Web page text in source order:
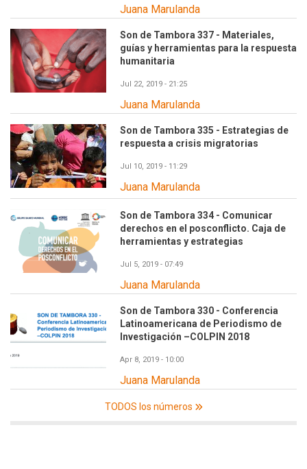
Juana Marulanda
Son de Tambora 337 - Materiales,
guías y herramientas para la respuesta
humanitaria
Jul 22, 2019 - 21:25
Juana Marulanda
Son de Tambora 335 - Estrategias de
respuesta a crisis migratorias
Jul 10, 2019 - 11:29
Juana Marulanda
Son de Tambora 334 - Comunicar
derechos en el posconflicto. Caja de
herramientas y estrategias
Jul 5, 2019 - 07:49
Juana Marulanda
Son de Tambora 330 - Conferencia
Latinoamericana de Periodismo de
Investigación –COLPIN 2018
Apr 8, 2019 - 10:00
Juana Marulanda
TODOS los números